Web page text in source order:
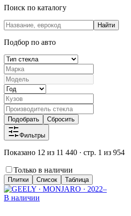
Поиск по каталогу
Найти
Подбор по авто
Подобрать Сбросить
Фильтры
Показано 12 из 11 440 · стр. 1 из 954
Только в наличии
Плитки Список Таблица
В наличии